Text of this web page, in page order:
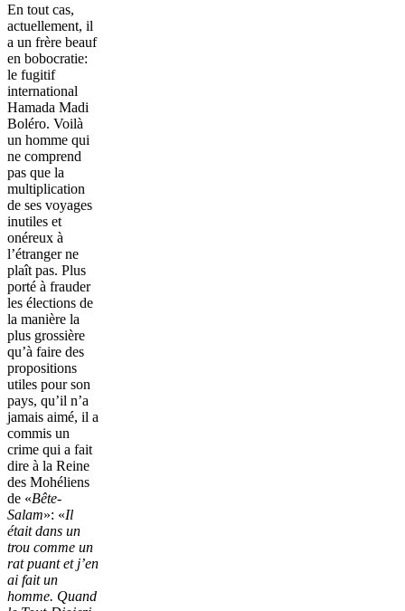
En tout cas,
actuellement, il
a un frère beauf
en bobocratie:
le fugitif
international
Hamada Madi
Boléro. Voilà
un homme qui
ne comprend
pas que la
multiplication
de ses voyages
inutiles et
onéreux à
l’étranger ne
plaît pas. Plus
porté à frauder
les élections de
la manière la
plus grossière
qu’à faire des
propositions
utiles pour son
pays, qu’il n’a
jamais aimé, il a
commis un
crime qui a fait
dire à la Reine
des Mohéliens
de «Bête-
Salam»: «Il
était dans un
trou comme un
rat puant et j’en
ai fait un
homme. Quand